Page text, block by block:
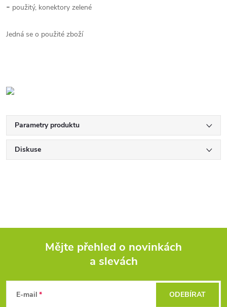
- použitý, konektory zelené
Jedná se o použité zboží
Parametry produktu
Diskuse
Mějte přehled o novinkách
a slevách
E-mail ODEBÍRAT